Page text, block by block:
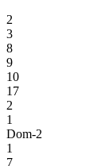
2
3
8
9
10
17
2
1
Dom-2
1
7